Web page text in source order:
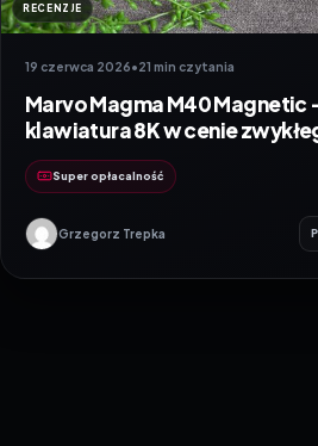
RECENZJE
19 czerwca 2026•21 min czytania
Marvo Magma M40 Magnetic
klawiatura 8K w cenie
Super opłacalność
Grzegorz Trepka